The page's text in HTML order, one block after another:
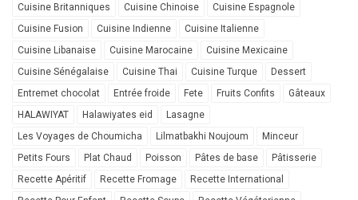
Cuisine Britanniques
Cuisine Chinoise
Cuisine Espagnole
Cuisine Fusion
Cuisine Indienne
Cuisine Italienne
Cuisine Libanaise
Cuisine Marocaine
Cuisine Mexicaine
Cuisine Sénégalaise
Cuisine Thai Cuisine Turque
Dessert
Entremet chocolat
Entrée froide Fete Fruits Confits
Gâteaux
HALAWIYAT
Halawiyates eid
Lasagne
Les Voyages de Choumicha
Lilmatbakhi Noujoum
Minceur
Petits Fours
Plat Chaud Poisson Pâtes de base
Pâtisserie
Recette Apéritif
Recette Fromage
Recette International